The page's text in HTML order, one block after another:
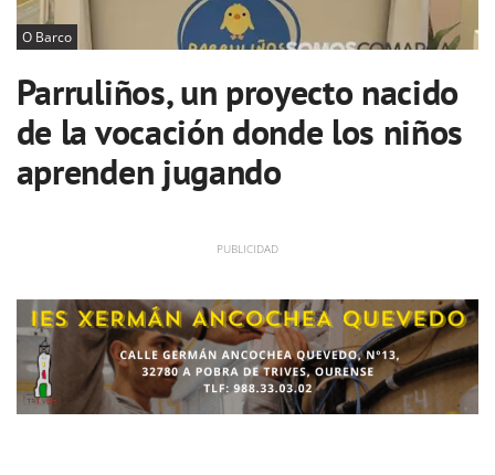
O Barco
Parruliños, un proyecto nacido
de la vocación donde los niños
aprenden jugando